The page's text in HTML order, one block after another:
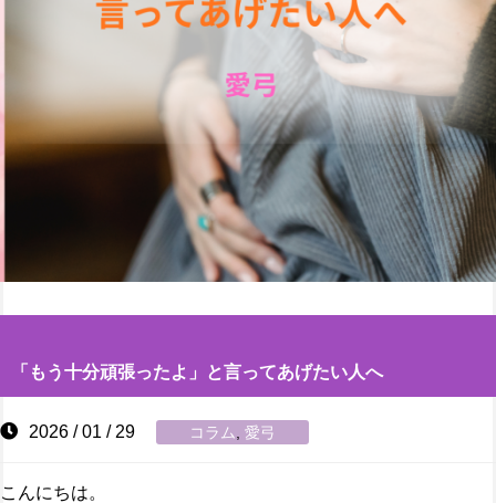
「もう十分頑張ったよ」と言ってあげたい人へ
2026 / 01 / 29 コラム 愛弓
こんにちは。